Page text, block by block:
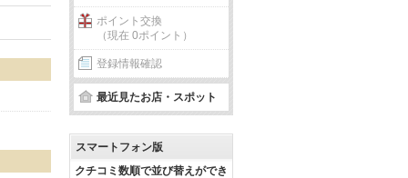
ポイント交換
（現在 0ポイント）
登録情報確認
最近見たお店・スポット
スマートフォン版
クチコミ数順で並び替えができ